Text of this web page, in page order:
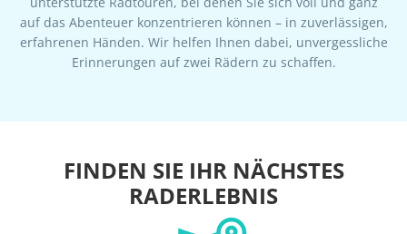
auf das Abenteuer konzentrieren können – in zuverlässigen,
erfahrenen Händen. Wir helfen Ihnen dabei, unvergessliche
Erinnerungen auf zwei Rädern zu schaffen.
FINDEN SIE IHR NÄCHSTES
RADERLEBNIS